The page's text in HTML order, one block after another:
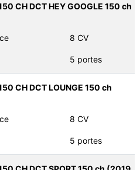
CH DCT HEY GOOGLE 150 ch
8 CV
5 portes
CH DCT LOUNGE 150 ch
8 CV
5 portes